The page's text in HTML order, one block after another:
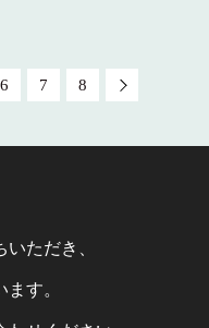
6 7 8
ただき、
す。